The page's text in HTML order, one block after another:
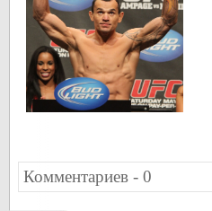
Комментариев - 0